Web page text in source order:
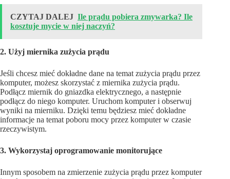
CZYTAJ DALEJ Ile prądu pobiera zmywarka? Ile
kosztuje mycie w niej naczyń?
2. Użyj miernika zużycia prądu
Jeśli chcesz mieć dokładne dane na temat zużycia prądu przez
komputer, możesz skorzystać z miernika zużycia prądu.
Podłącz miernik do gniazdka elektrycznego, a następnie
podłącz do niego komputer. Uruchom komputer i obserwuj
wyniki na mierniku. Dzięki temu będziesz mieć dokładne
informacje na temat poboru mocy przez komputer w czasie
rzeczywistym.
3. Wykorzystaj oprogramowanie monitorujące
Innym sposobem na zmierzenie zużycia prądu przez komputer